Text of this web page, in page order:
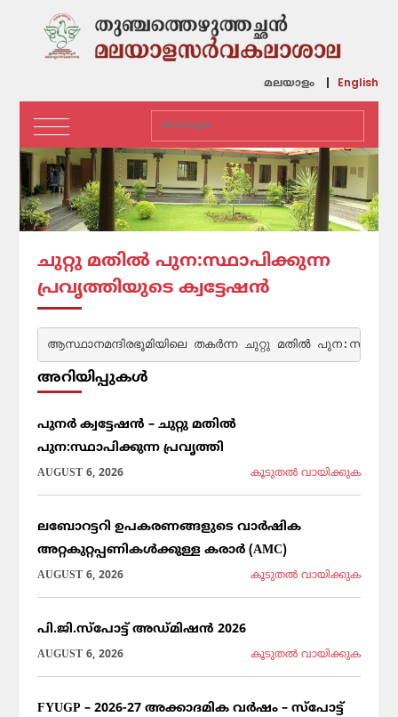
മലയാളം English
ചുറ്റു മതിൽ പുന:സ്ഥാപിക്കുന്ന
പ്രവൃത്തിയുടെ ക്വട്ടേഷൻ
ആസ്ഥാനമന്ദിരഭൂമിയിലെ തകർന്ന ചുറ്റു മതിൽ
അറിയിപ്പുകൾ
പുനർ ക്വട്ടേഷൻ – ചുറ്റു മതിൽ
പുന:സ്ഥാപിക്കുന്ന പ്രവൃത്തി
AUGUST 6, 2026 കൂടുതല്‍ വായിക്കുക
ലബോറട്ടറി ഉപകരണങ്ങളുടെ വാർഷിക
അറ്റകുറ്റപ്പണികൾക്കുള്ള കരാർ (AMC)
AUGUST 6, 2026 കൂടുതല്‍ വായിക്കുക
പി.ജി.സ്പോട്ട് അഡ്മിഷൻ 2026
AUGUST 6, 2026 കൂടുതല്‍ വായിക്കുക
FYUGP – 2026-27 അക്കാദമിക വർഷം – സ്പോട്ട്